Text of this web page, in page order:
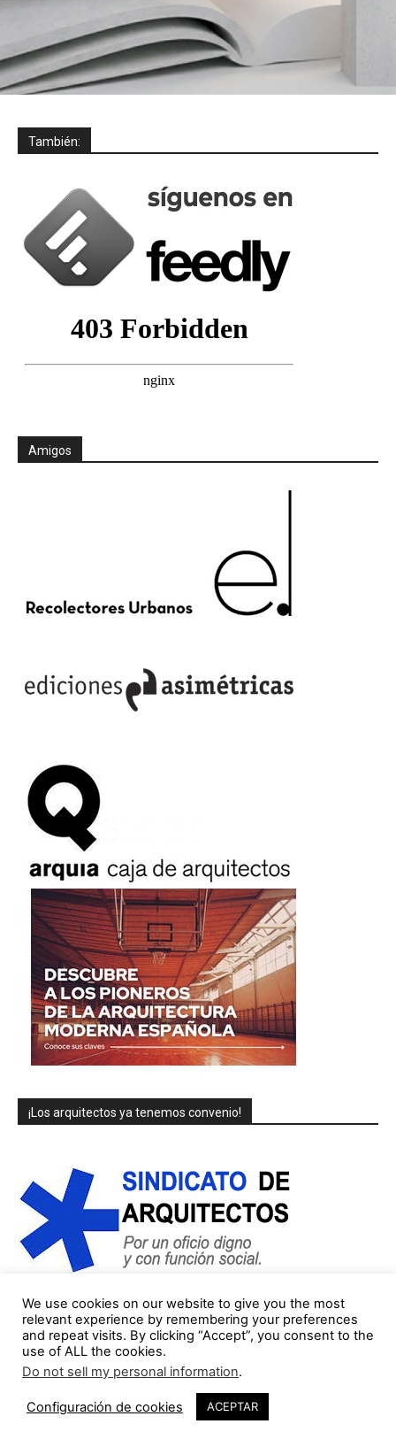
También:
Amigos
¡Los arquitectos ya tenemos convenio!
COLUMNISTAS/AUTORES (lista parcial)
Jorge Gorostiza
121 Publicaciones 0 COMENTARIOS
http://cinearquitecturaciudad.blogspot.com.es/
We use cookies on our website to give you the most
relevant experience by remembering your preferences
and repeat visits. By clicking “Accept”, you consent to the
use of ALL the cookies.
Do not sell my personal information.
Configuración de cookies ACEPTAR